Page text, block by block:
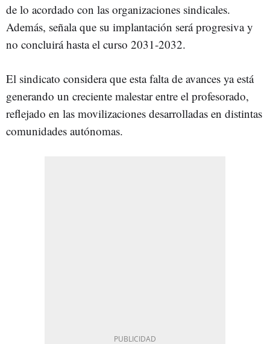
de lo acordado con las organizaciones sindicales.
Además, señala que su implantación será progresiva y
no concluirá hasta el curso 2031-2032.
El sindicato considera que esta falta de avances ya está
generando un creciente malestar entre el profesorado,
reflejado en las movilizaciones desarrolladas en distintas
comunidades autónomas.